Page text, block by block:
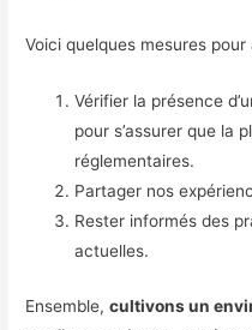
Voici quelques mesures
Vérifier la présence
pour s’assurer que la
réglementaires.
Partager nos
Rester informés des
actuelles.
Ensemble,cultivons un